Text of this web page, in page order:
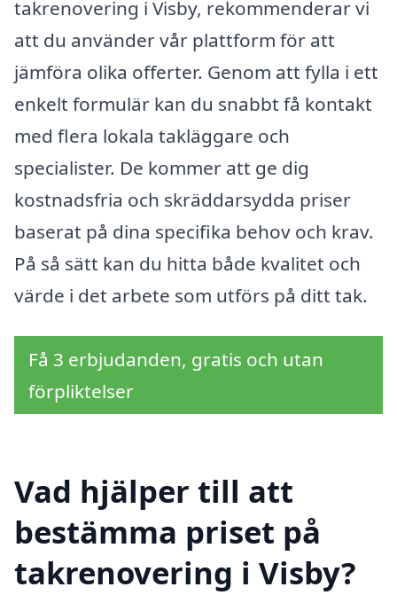
takrenovering i Visby, rekommenderar vi
att du använder vår plattform för att
jämföra olika offerter. Genom att fylla i ett
enkelt formulär kan du snabbt få kontakt
med flera lokala takläggare och
specialister. De kommer att ge dig
kostnadsfria och skräddarsydda priser
baserat på dina specifika behov och krav.
På så sätt kan du hitta både kvalitet och
värde i det arbete som utförs på ditt tak.
Få 3 erbjudanden, gratis och utan
förpliktelser
Vad hjälper till att
bestämma priset på
takrenovering i Visby?